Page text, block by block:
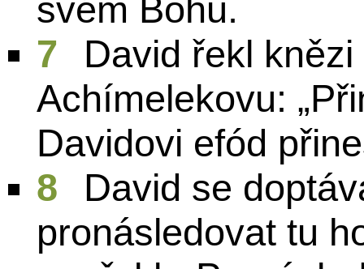
svém Bohu.
7
David řekl
Achímelekovu:
Davidovi efód
8
David se
pronásledovat tu